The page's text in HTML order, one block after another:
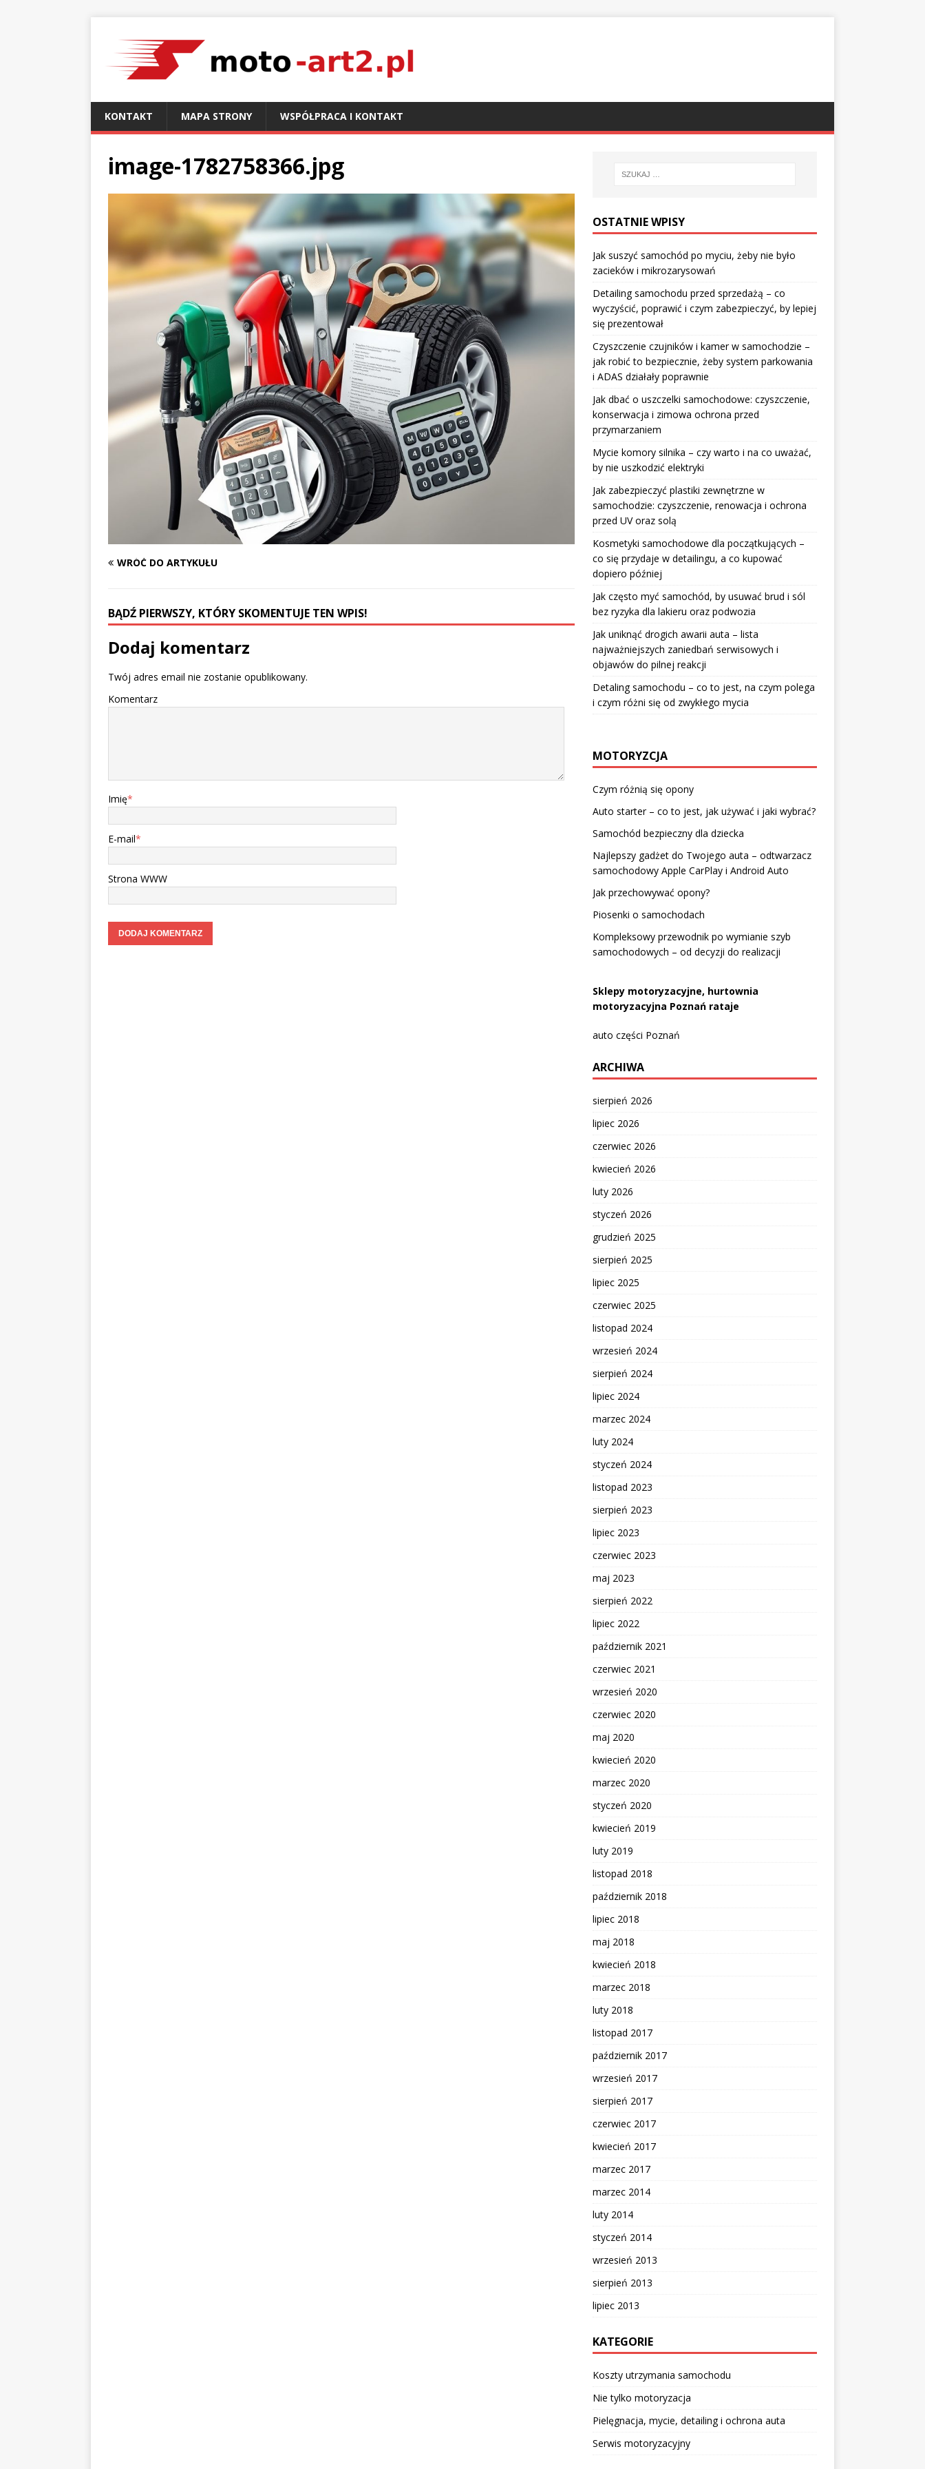
KONTAKT MAPA STRONY WSPÓŁPRACA I KONTAKT
image-1782758366.jpg
WRÓĆ DO ARTYKUŁU
BĄDŹ PIERWSZY, KTÓRY SKOMENTUJE TEN WPIS!
Dodaj komentarz
Twój adres email nie zostanie opublikowany.
Komentarz
Imię*
E-mail*
Strona WWW
OSTATNIE WPISY
Jak suszyć samochód po myciu, żeby nie było
zacieków i mikrozarysowań
Detailing samochodu przed sprzedażą – co
wyczyścić, poprawić i czym zabezpieczyć, by lepiej
się prezentował
Czyszczenie czujników i kamer w samochodzie –
jak robić to bezpiecznie, żeby system parkowania
i ADAS działały poprawnie
Jak dbać o uszczelki samochodowe: czyszczenie,
konserwacja i zimowa ochrona przed
przymarzaniem
Mycie komory silnika – czy warto i na co uważać,
by nie uszkodzić elektryki
Jak zabezpieczyć plastiki zewnętrzne w
samochodzie: czyszczenie, renowacja i ochrona
przed UV oraz solą
Kosmetyki samochodowe dla początkujących –
co się przydaje w detailingu, a co kupować
dopiero później
Jak często myć samochód, by usuwać brud i sól
bez ryzyka dla lakieru oraz podwozia
Jak uniknąć drogich awarii auta – lista
najważniejszych zaniedbań serwisowych i
objawów do pilnej reakcji
Detaling samochodu – co to jest, na czym polega
i czym różni się od zwykłego mycia
MOTORYZCJA
Czym różnią się opony
Auto starter – co to jest, jak używać i jaki wybrać?
Samochód bezpieczny dla dziecka
Najlepszy gadżet do Twojego auta – odtwarzacz
samochodowy Apple CarPlay i Android Auto
Jak przechowywać opony?
Piosenki o samochodach
Kompleksowy przewodnik po wymianie szyb
samochodowych – od decyzji do realizacji
Sklepy motoryzacyjne, hurtownia
motoryzacyjna Poznań rataje
auto części Poznań
ARCHIWA
sierpień 2026
lipiec 2026
czerwiec 2026
kwiecień 2026
luty 2026
styczeń 2026
grudzień 2025
sierpień 2025
lipiec 2025
czerwiec 2025
listopad 2024
wrzesień 2024
sierpień 2024
lipiec 2024
marzec 2024
luty 2024
styczeń 2024
listopad 2023
sierpień 2023
lipiec 2023
czerwiec 2023
maj 2023
sierpień 2022
lipiec 2022
październik 2021
czerwiec 2021
wrzesień 2020
czerwiec 2020
maj 2020
kwiecień 2020
marzec 2020
styczeń 2020
kwiecień 2019
luty 2019
listopad 2018
październik 2018
lipiec 2018
maj 2018
kwiecień 2018
marzec 2018
luty 2018
listopad 2017
październik 2017
wrzesień 2017
sierpień 2017
czerwiec 2017
kwiecień 2017
marzec 2017
marzec 2014
luty 2014
styczeń 2014
wrzesień 2013
sierpień 2013
lipiec 2013
KATEGORIE
Koszty utrzymania samochodu
Nie tylko motoryzacja
Pielęgnacja, mycie, detailing i ochrona auta
Serwis motoryzacyjny